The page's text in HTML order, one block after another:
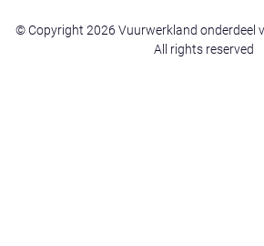
© Copyright 2026 Vuurwerkland onderdeel
All rights reserved